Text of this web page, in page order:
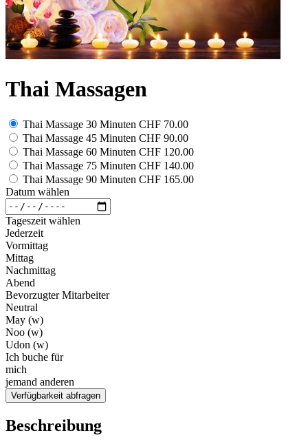
Thai Massagen
Thai Massage 30 Minuten CHF 70.00
Thai Massage 45 Minuten CHF 90.00
Thai Massage 60 Minuten CHF 120.00
Thai Massage 75 Minuten CHF 140.00
Thai Massage 90 Minuten CHF 165.00
Datum wählen
Tageszeit wählen
Jederzeit
Vormittag
Mittag
Nachmittag
Abend
Bevorzugter Mitarbeiter
Neutral
May (w)
Noo (w)
Udon (w)
Ich buche für
mich
jemand anderen
Verfügbarkeit abfragen
Beschreibung